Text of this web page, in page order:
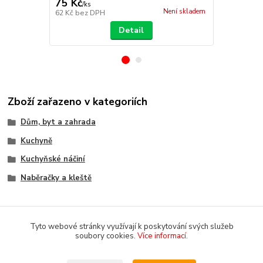
75 Kč/ks
62 Kč bez DPH Není skladem
Detail
Zboží zařazeno v kategoriích
Dům, byt a zahrada
Kuchyně
Kuchyňské náčiní
Naběračky a kleště
Tyto webové stránky využívají k poskytování svých služeb
soubory cookies. Více informací.